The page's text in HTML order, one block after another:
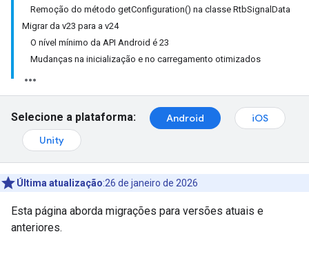
Remoção do método getConfiguration() na classe RtbSignalData
Migrar da v23 para a v24
O nível mínimo da API Android é 23
Mudanças na inicialização e no carregamento otimizados
Selecione a plataforma: Android
iOS
Unity
Última atualização:26 de janeiro de 2026
Esta página aborda migrações para versões atuais e
anteriores.